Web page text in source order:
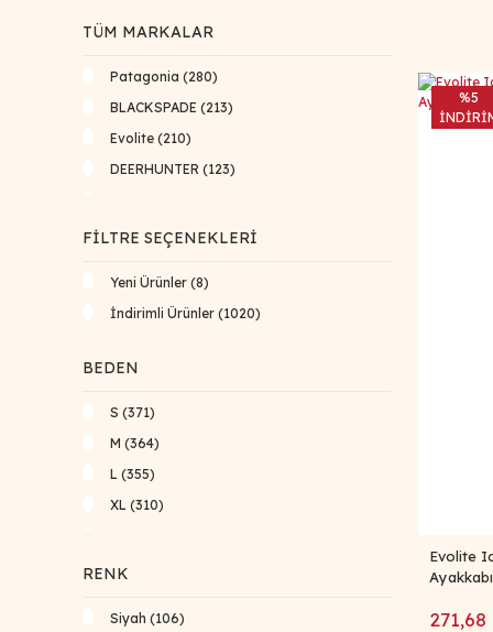
TÜM MARKALAR
Patagonia (280)
BLACKSPADE (213)
Evolite (210)
DEERHUNTER (123)
Bestard (36)
Grifone (29)
Mund Socks (19)
DFT (15)
CYTAC (3)
BARSKA (1)
Kovea (1)
FILTRE SEÇENEKLERI
Yeni Ürünler (8)
İndirimli Ürünler (1020)
BEDEN
S (371)
M (364)
L (355)
XL (310)
XXL (163)
XXXL (134)
S-M (22)
RENK
Siyah (106)
%5
Evolite
Ayakkabı
271,68